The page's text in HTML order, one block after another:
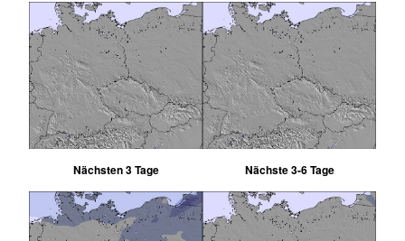
Nächsten 3 Tage Nächste 3-6 Tage